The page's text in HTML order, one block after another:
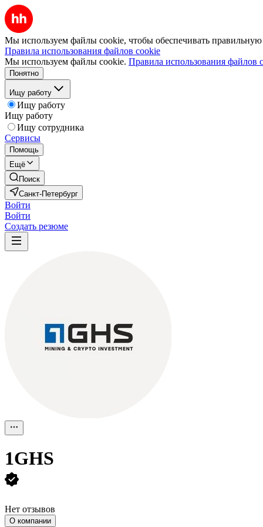
Мы используем файлы cookie, чтобы обеспечивать правильную
Правила использования файлов cookie
Мы используем файлы cookie. Правила использования файлов
Понятно
Ищу работу
Ищу работу
Ищу работу
Ищу сотрудника
Сервисы
Помощь
Ещё
Поиск
Санкт-Петербург
Войти
Войти
Создать резюме
1GHS
Нет отзывов
О компании